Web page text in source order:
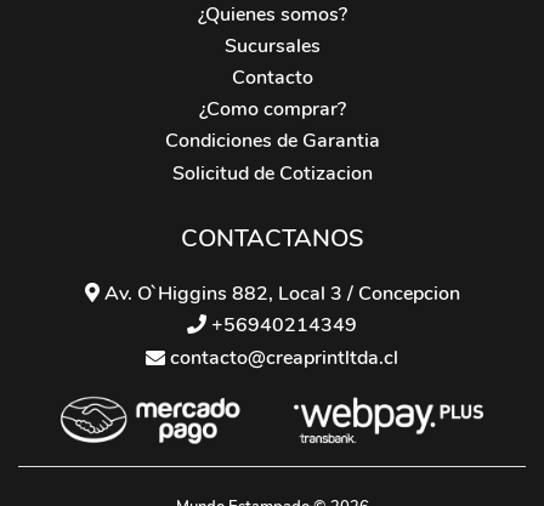
¿Quienes somos?
Sucursales
Contacto
¿Como comprar?
Condiciones de Garantia
Solicitud de Cotizacion
CONTACTANOS
Av. O`Higgins 882, Local 3 / Concepcion
+56940214349
contacto@creaprintltda.cl